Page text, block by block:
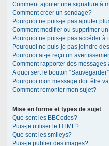
Comment ajouter une signature à
Comment créer un sondage?
Pourquoi ne puis-je pas ajouter
Comment modifier ou supprimer
Pourquoi ne puis-je pas accéder à
Pourquoi ne puis-je pas joindre
Pourquoi ai-je reçu un
Comment rapporter des messages
A quoi sert le bouton
Pourquoi mon message doit être
Comment remonter mon sujet?
Mise en forme et types de sujet
Que sont les BBCodes?
Puis-je utiliser le HTML?
Que sont les smileys?
Puis-je publier des images?